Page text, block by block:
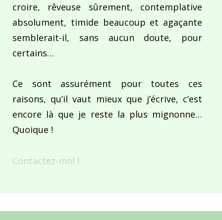
croire, rêveuse sûrement, contemplative
absolument, timide beaucoup et agaçante
semblerait-il, sans aucun doute, pour
certains…
Ce sont assurément pour toutes ces
raisons, qu’il vaut mieux que j’écrive, c’est
encore là que je reste la plus mignonne…
Quoique !
Contactez-moi !